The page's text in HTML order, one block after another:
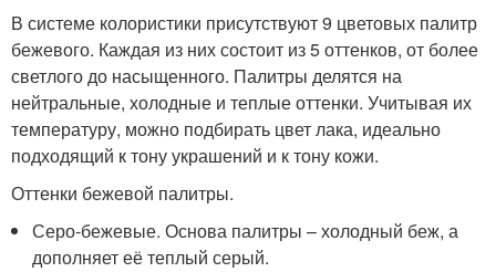
В системе колористики присутствуют 9 цветовых палитр
бежевого. Каждая из них состоит из 5 оттенков, от более
светлого до насыщенного. Палитры делятся на
нейтральные, холодные и теплые оттенки. Учитывая их
температуру, можно подбирать цвет лака, идеально
подходящий к тону украшений и к тону кожи.
Оттенки бежевой палитры.
Серо-бежевые. Основа палитры – холодный беж, а
дополняет её теплый серый.